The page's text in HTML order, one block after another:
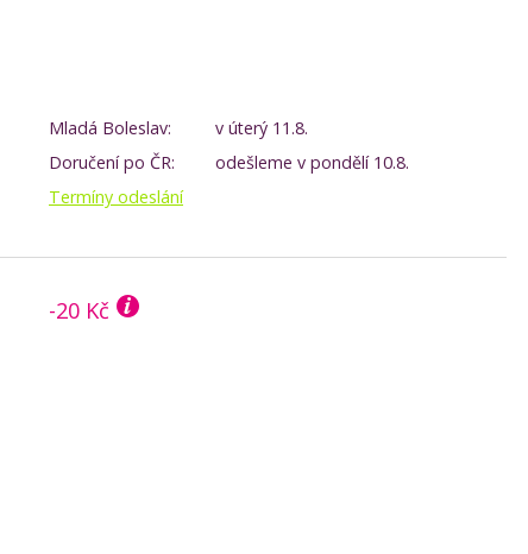
Mladá Boleslav:
v úterý 11.8.
Doručení po ČR:
odešleme v pondělí 10.8.
Termíny odeslání
-20 Kč